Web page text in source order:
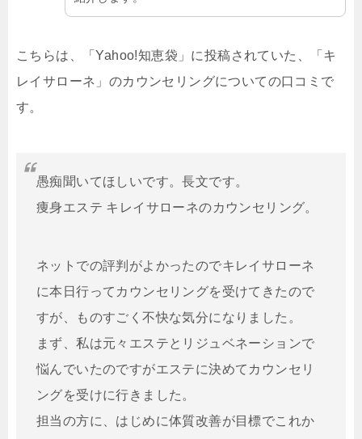
こちらは、「Yahoo!知恵袋」に投稿されていた、「キ
レイサローネ」のカウンセリングについての口コミで
す。
愚痴聞いてほしいです。長文です。
痩身エステ キレイサローネのカウンセリング。
ネットでの評判がよかったのでキレイサローネ
に本日行ってカウンセリングを受けてきたので
すが、ものすごく不快な気分になりました。
まず、私は元々エステとリジュベネーションで
悩んでいたのですがエステに決めてカウンセリ
ングを受けに行きました。
担当の方に、はじめに体質改善が目標でこれか